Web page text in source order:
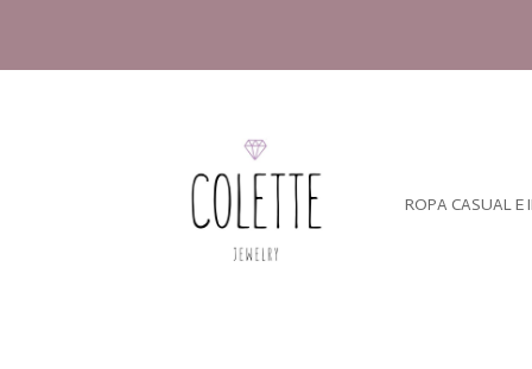
ROPA CASUAL E